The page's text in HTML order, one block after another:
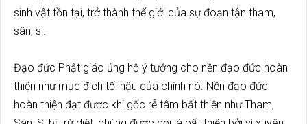
sinh vật tồn tại, trở thành thế giới của sự đoạn tận tham,
sân, si.
Đạo đức Phật giáo ủng hộ ý tưởng cho nền đạo đức hoàn
thiện như mục đích tối hậu của chính nó. Nền đạo đức
hoàn thiện đạt được khi gốc rễ tâm bất thiện như Tham,